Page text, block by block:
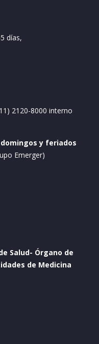
días,
2120-8000 interno
y feriados
Emerger)
Salud- Órgano de
de Medicina